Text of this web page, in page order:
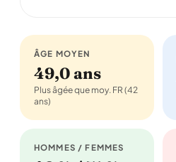
ÂGE MOYEN
49,0 ans
Plus âgée que moy. FR (42
ans)
HOMMES / FEMMES